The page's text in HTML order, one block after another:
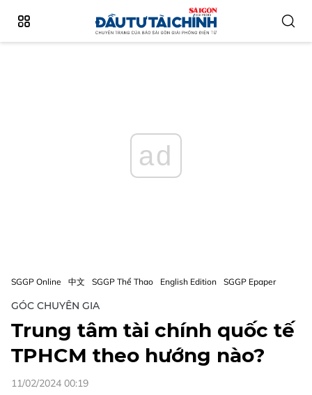
ad
SGGP Online 中文 SGGP Thể Thao English Edition SGGP Epaper
GÓC CHUYÊN GIA
Trung tâm tài chính quốc tế
TPHCM theo hướng nào?
11/02/2024 00:19